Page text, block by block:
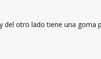
otro lado tiene una goma